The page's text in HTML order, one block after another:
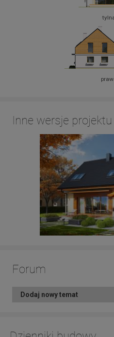
Inne wersje projektu
Forum
Dodaj nowy temat